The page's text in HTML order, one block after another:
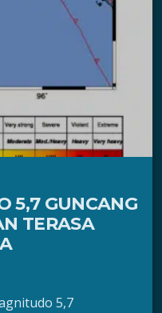
5,7 GUNCANG
TERASA
5,7